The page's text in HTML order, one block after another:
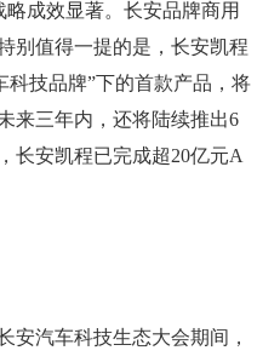
成效显著。长安品牌商用
别值得一提的是，长安凯程
科技品牌”下的首款产品，将
来三年内，还将陆续推出6
长安凯程已完成超20亿元A
安汽车科技生态大会期间，